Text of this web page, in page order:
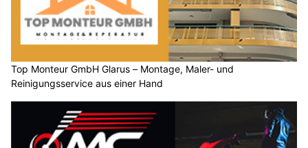
Top Monteur GmbH Glarus – Montage, Maler- und
Reinigungsservice aus einer Hand